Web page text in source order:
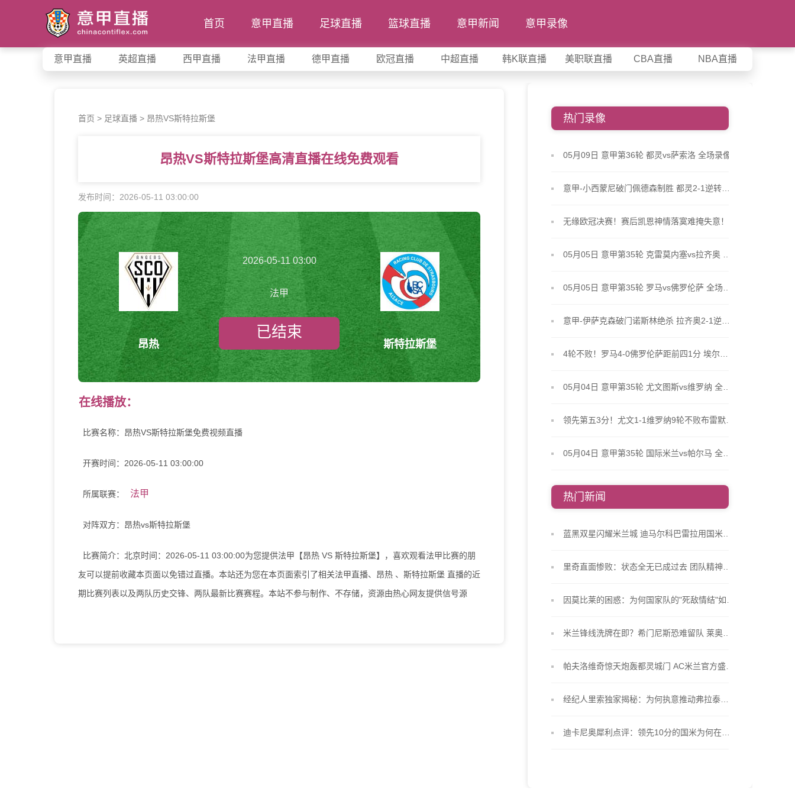
首页 意甲直播 足球直播 篮球直播 意甲新闻 意甲录像
意甲直播 英超直播 西甲直播 法甲直播 德甲直播 欧冠直播 中超直播 韩K联直播 美职联直播 CBA直播 NBA直播
首页 > 足球直播 > 昂热VS斯特拉斯堡
昂热VS斯特拉斯堡高清直播在线免费观看
发布时间：2026-05-11 03:00:00
昂热
2026-05-11 03:00
法甲
已结束
斯特拉斯堡
在线播放：
比赛名称： 昂热VS斯特拉斯堡免费视频直播
开赛时间： 2026-05-11 03:00:00
所属联赛： 法甲
对阵双方： 昂热vs斯特拉斯堡
比赛简介： 北京时间：2026-05-11 03:00:00为您提供法甲【昂热 VS 斯特拉斯堡】，喜欢观看法甲比赛的朋
友可以提前收藏本页面以免错过直播。本站还为您在本页面索引了相关法甲直播、昂热 、斯特拉斯堡 直播的近
期比赛列表以及两队历史交锋、两队最新比赛赛程。本站不参与制作、不存储，资源由热心网友提供信号源
热门录像
05月09日 意甲第36轮 都灵vs萨索洛 全场录像
无缘欧冠决赛！赛后凯恩神情落寞难掩失意！
热门新闻